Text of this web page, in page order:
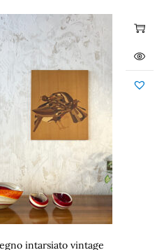
intarsiato vintage